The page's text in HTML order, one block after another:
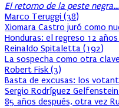
El retorno de la peste negra…
Marco Teruggi (38)
Xiomara Castro juró como
Honduras: el regreso 12
Reinaldo Spitaletta (192)
La sospecha como otra
Robert Fisk (3)
Basta de excusas: los
Sergio Rodríguez Gelfenstein
85 años después, otra vez